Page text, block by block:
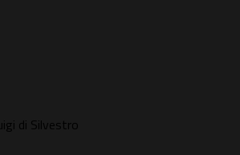
di Silvestro